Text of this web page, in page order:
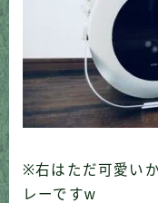
※右はただ可愛い
レーですw